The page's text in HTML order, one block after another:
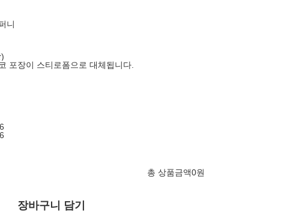
니
포장이 스티로폼으로 대체됩니다.
총 상품금액0원
장바구니 담기